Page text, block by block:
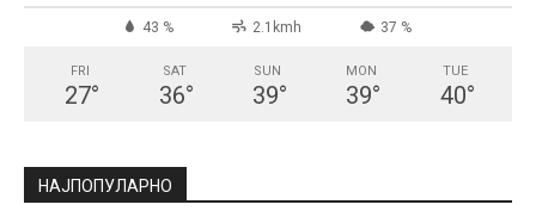
43 % 2.1kmh 37 %
FRI
27°
SAT
36°
SUN
39°
MON
39°
TUE
40°
НАЈПОПУЛАРНО